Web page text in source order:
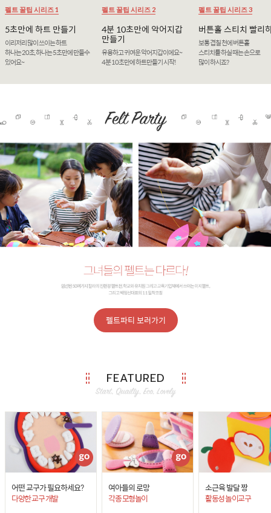
펠트 꿀팁 시리즈 1
5초만에 하트 만들기
이리저리 많이 쓰이는 하트
하나는 20초, 하나는 5초만에 만들수
있어요~
펠트 꿀팁 시리즈 2
4분 10초만에 악어지갑
만들기
유용하고 귀여운 악어지갑이에요~
4분 10초만에 하트만들기 시작!
펠트 꿀팁 시리즈 3
버튼홀 스티치 빨리
보통 겹칠 천에 버튼홀
스티치를 하실 때는 손으로
많이 하시죠?
펠트파티 보러가기
FEATURED
어떤 교구가 필요하세요?
다양한 교구 개발
여아들의 로망
각종 모형놀이
소근육 발달 짱
활동성 놀이교구